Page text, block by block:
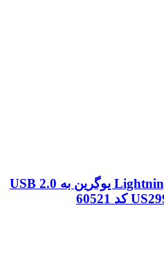
کابل تبدیل 90 درجه Lightning یوگرین به USB 2.0